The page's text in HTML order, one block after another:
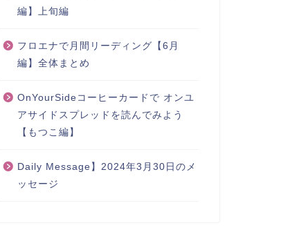
編】上旬編
フロエナで月間リーディング【6月
編】全体まとめ
OnYourSideコーヒーカードで オンユ
アサイドスプレッドを読んでみよう
【もつこ編】
Daily Message】2024年3月30日のメ
ッセージ